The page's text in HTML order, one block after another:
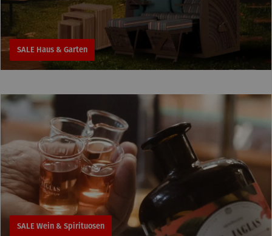
SALE Haus & Garten
SALE Wein & Spirituosen